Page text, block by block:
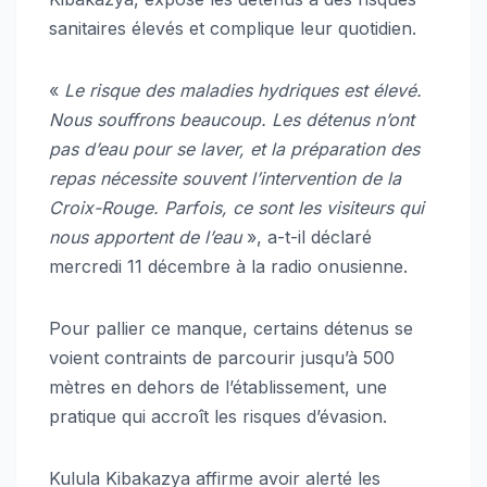
sanitaires élevés et complique leur quotidien.
« Le risque des maladies hydriques est élevé.
Nous souffrons beaucoup. Les détenus n’ont
pas d’eau pour se laver, et la préparation des
repas nécessite souvent l’intervention de la
Croix-Rouge. Parfois, ce sont les visiteurs qui
nous apportent de l’eau», a-t-il déclaré
mercredi 11 décembre à la radio onusienne.
Pour pallier ce manque, certains détenus se
voient contraints de parcourir jusqu’à 500
mètres en dehors de l’établissement, une
pratique qui accroît les risques d’évasion.
Kulula Kibakazya affirme avoir alerté les